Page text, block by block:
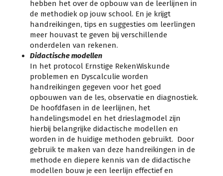
hebben het over de opbouw van de leerlijnen in
de methodiek op jouw school. En je krijgt
handreikingen, tips en suggesties om leerlingen
meer houvast te geven bij verschillende
onderdelen van rekenen.
Didactische modellen
In het protocol Ernstige RekenWiskunde
problemen en Dyscalculie worden
handreikingen gegeven voor het goed
opbouwen van de les, observatie en diagnostiek.
De hoofdfasen in de leerlijnen, het
handelingsmodel en het drieslagmodel zijn
hierbij belangrijke didactische modellen en
worden in de huidige methoden gebruikt. Door
gebruik te maken van deze handreikingen in de
methode en diepere kennis van de didactische
modellen bouw je een leerlijn effectief en